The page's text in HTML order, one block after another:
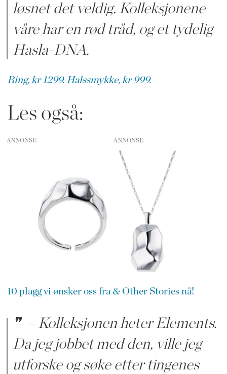
løsnet det veldig. Kolleksjonene
våre har en rød tråd, og et tydelig
Hasla-DNA.
Ring, kr 1299. Halssmykke, kr 999.
Les også:
ANNONSE
10 plagg vi ønsker oss fra & Other Stories nå!
– Kolleksjonen heter Elements.
Da jeg jobbet med den, ville jeg
utforske og søke etter tingenes